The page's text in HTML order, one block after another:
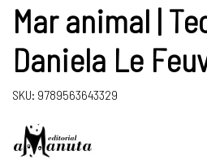
Mar animal |
Daniela Le
SKU: 9789563643329